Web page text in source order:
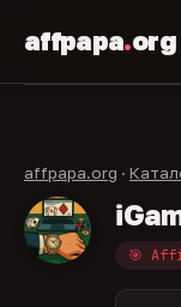
affpapa.org
affpapa.org ·
🎯